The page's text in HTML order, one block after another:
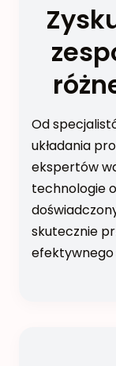
Od
układania
ekspertów
technologie
skutecznie
efektywnego